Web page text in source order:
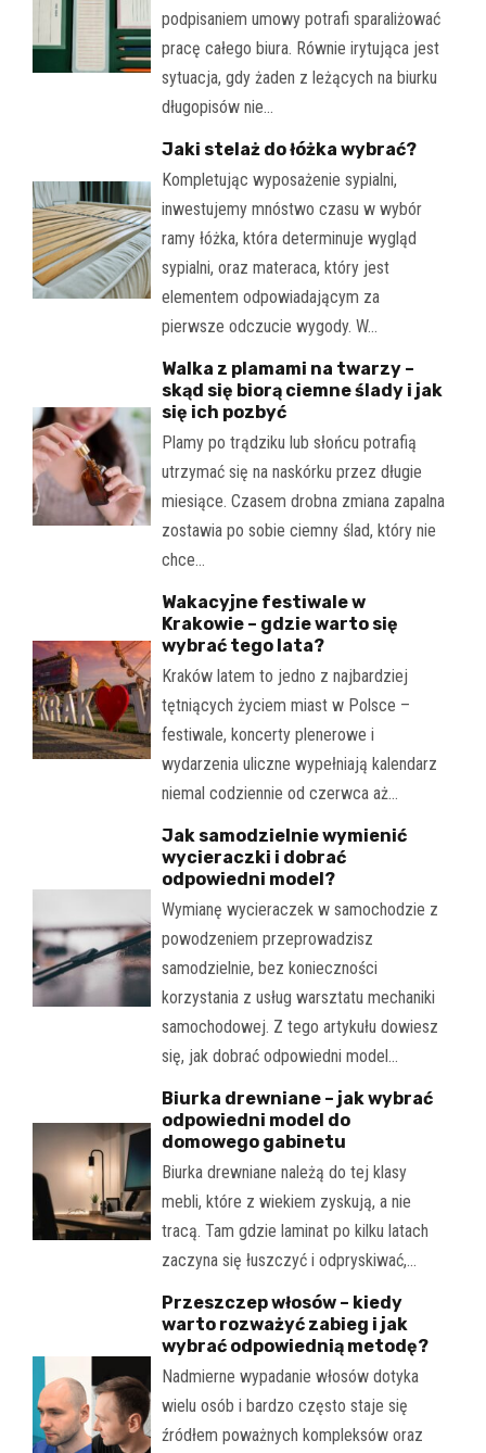
podpisaniem umowy potrafi sparaliżować
pracę całego biura. Równie irytująca jest
sytuacja, gdy żaden z leżących na biurku
długopisów nie…
Jaki stelaż do łóżka wybrać?
Kompletując wyposażenie sypialni,
inwestujemy mnóstwo czasu w wybór
ramy łóżka, która determinuje wygląd
sypialni, oraz materaca, który jest
elementem odpowiadającym za
pierwsze odczucie wygody. W…
Walka z plamami na twarzy –
skąd się biorą ciemne ślady i jak
się ich pozbyć
Plamy po trądziku lub słońcu potrafią
utrzymać się na naskórku przez długie
miesiące. Czasem drobna zmiana zapalna
zostawia po sobie ciemny ślad, który nie
chce…
Wakacyjne festiwale w
Krakowie – gdzie warto się
wybrać tego lata?
Kraków latem to jedno z najbardziej
tętniących życiem miast w Polsce –
festiwale, koncerty plenerowe i
wydarzenia uliczne wypełniają kalendarz
niemal codziennie od czerwca aż…
Jak samodzielnie wymienić
wycieraczki i dobrać
odpowiedni model?
Wymianę wycieraczek w samochodzie z
powodzeniem przeprowadzisz
samodzielnie, bez konieczności
korzystania z usług warsztatu mechaniki
samochodowej. Z tego artykułu dowiesz
się, jak dobrać odpowiedni model…
Biurka drewniane – jak wybrać
odpowiedni model do
domowego gabinetu
Biurka drewniane należą do tej klasy
mebli, które z wiekiem zyskują, a nie
tracą. Tam gdzie laminat po kilku latach
zaczyna się łuszczyć i odpryskiwać,…
Przeszczep włosów – kiedy
warto rozważyć zabieg i jak
wybrać odpowiednią metodę?
Nadmierne wypadanie włosów dotyka
wielu osób i bardzo często staje się
źródłem poważnych kompleksów oraz